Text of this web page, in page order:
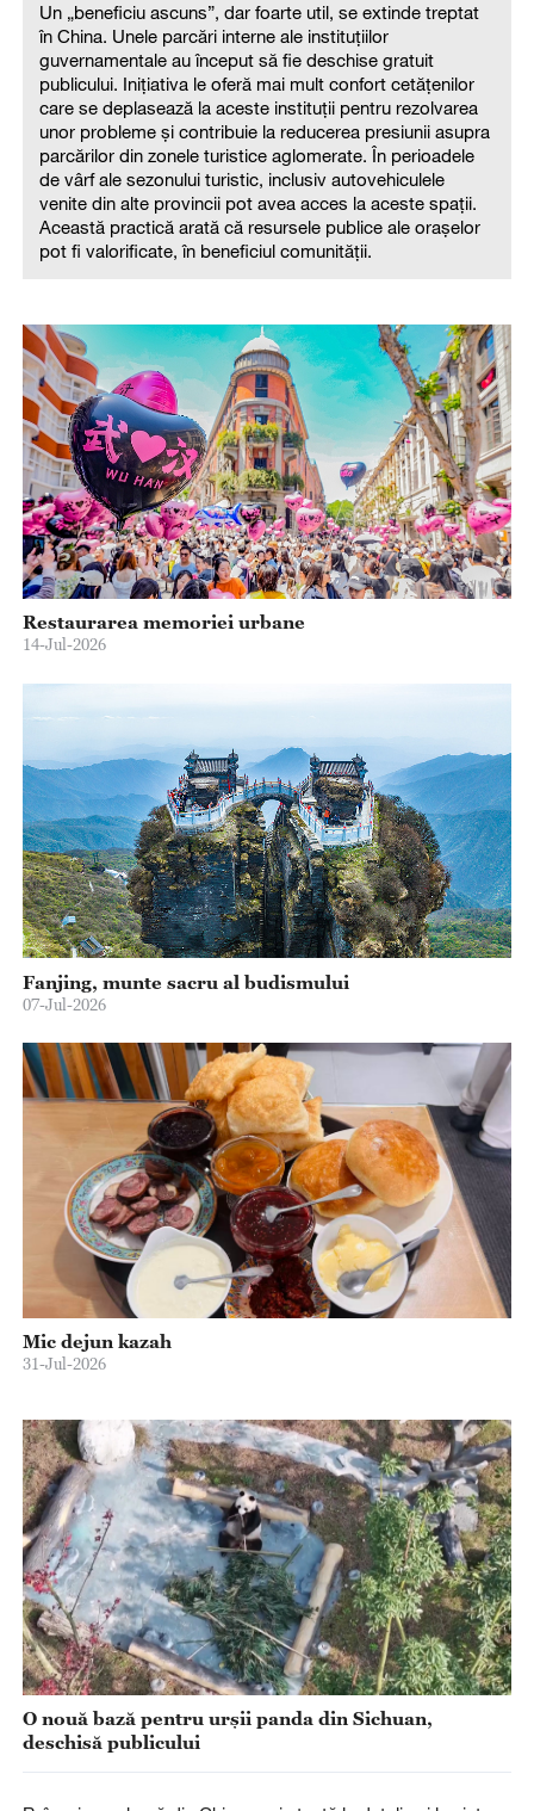
Un „beneficiu ascuns”, dar foarte util, se extinde treptat
în China. Unele parcări interne ale instituțiilor
guvernamentale au început să fie deschise gratuit
publicului. Inițiativa le oferă mai mult confort cetățenilor
care se deplasează la aceste instituții pentru rezolvarea
unor probleme și contribuie la reducerea presiunii asupra
parcărilor din zonele turistice aglomerate. În perioadele
de vârf ale sezonului turistic, inclusiv autovehiculele
venite din alte provincii pot avea acces la aceste spații.
Această practică arată că resursele publice ale orașelor
pot fi valorificate, în beneficiul comunității.
Restaurarea memoriei urbane
14-Jul-2026
Fanjing, munte sacru al budismului
07-Jul-2026
Mic dejun kazah
31-Jul-2026
O nouă bază pentru urșii panda din Sichuan,
deschisă publicului